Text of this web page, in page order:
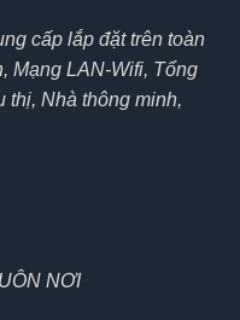
cấp lắp đặt trên toàn
Mạng LAN-Wifi, Tổng
thị, Nhà thông minh,
NƠI